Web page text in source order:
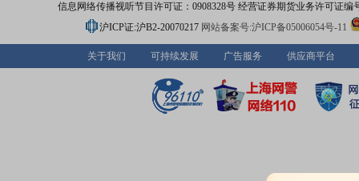
2026年07月20日共
额10730万元
2026-07-18
信息网络传播视听节目许可证：0908328号 经营证券期货业务许可证编
沪ICP证:沪B2-20070217 网站备案号:沪ICP备05006054号-11
关于我们 可持续发展 广告服务 供应商平台